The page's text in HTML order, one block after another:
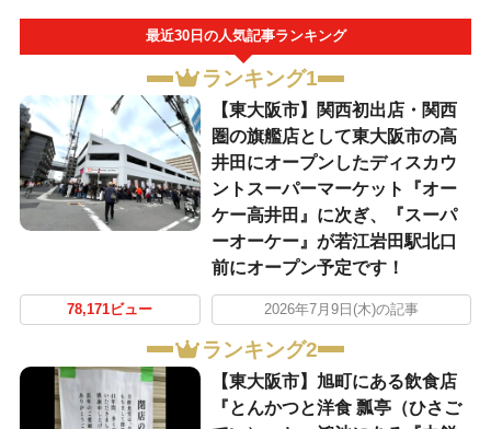
最近30日の人気記事ランキング
ランキング1
【東大阪市】関西初出店・関西
圏の旗艦店として東大阪市の高
井田にオープンしたディスカウ
ントスーパーマーケット『オー
ケー高井田』に次ぎ、『スーパ
ーオーケー』が若江岩田駅北口
前にオープン予定です！
78,171ビュー 2026年7月9日(木)の記事
ランキング2
【東大阪市】旭町にある飲食店
『とんかつと洋食 瓢亭（ひさご